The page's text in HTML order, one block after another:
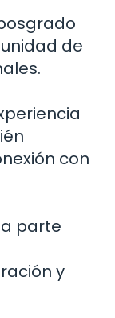
de
con
parte
y